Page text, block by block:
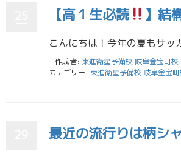
【高１生必読 】結
作成者: 東進衛星予備校 岐阜金宝町校
カテゴリー: 東進衛星予備校 岐阜金宝
最近の流行りは柄シ